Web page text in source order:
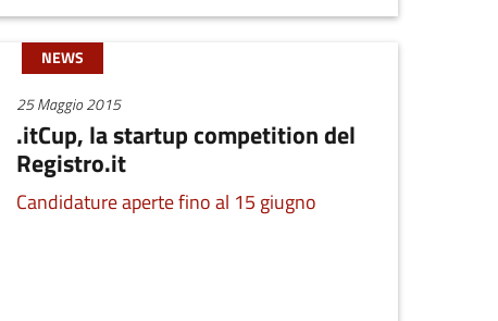
NEWS
25 Maggio 2015
.itCup, la startup competition del
Registro.it
Candidature aperte fino al 15 giugno